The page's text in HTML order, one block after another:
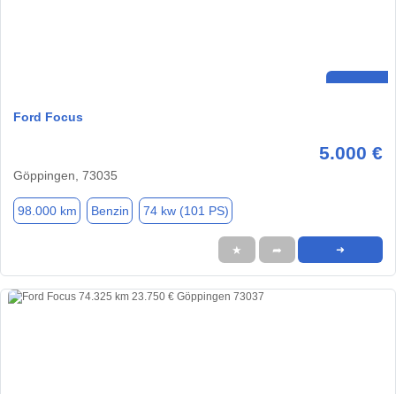
Ford Focus
5.000 €
Göppingen, 73035
98.000 km Benzin 74 kw (101 PS)
★ ➦ ➜